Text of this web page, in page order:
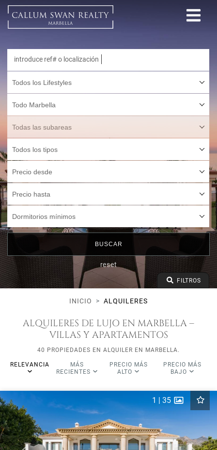
Todos los Lifestyles
Todo Marbella
Todas las subareas
Todos los tipos
Precio desde
Precio hasta
Dormitorios mínimos
BUSCAR
reset
FILTROS
INICIO ALQUILERES
ALQUILERES DE LUJO EN MARBELLA –
VILLAS Y APARTAMENTOS
40 PROPIEDADES EN ALQUILER EN MARBELLA.
RELEVANCIA
MÁS
RECIENTES
PRECIO MÁS
ALTO
PRECIO MÁS
BAJO
1 | 35